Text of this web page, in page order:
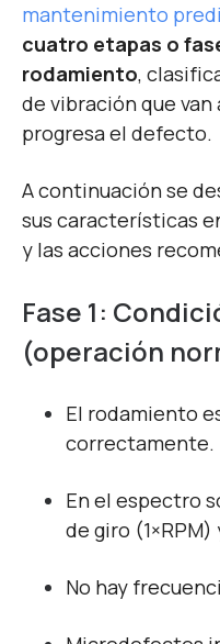
mantenimiento
cuatro etapas o
rodamiento,
de vibración que
progresa el defecto.
A continuación se
sus características
y las acciones
Fase 1:
(operación
El rodamiento
correctamente.
En el espectro
de giro
No hay